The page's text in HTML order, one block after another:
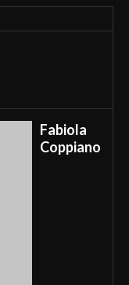
Fabiola
Coppiano